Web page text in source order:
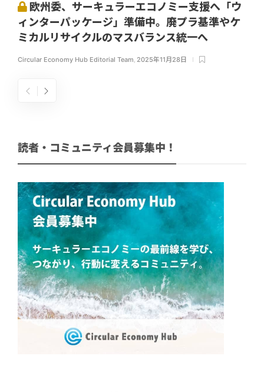
欧州委、サーキュラーエコノミー支援へ「ウ
ィンターパッケージ」準備中。廃プラ基準やケ
ミカルリサイクルのマスバランス統一へ
Circular Economy Hub Editorial Team, 2025年11月28日
読者・コミュニティ会員募集中！